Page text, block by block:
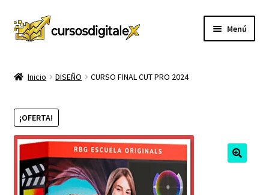
Ir
a
Ir
al
Menú
CURSOS
menú
hijo
MEMBRESIA
MI CUENTA
Inicio DISEÑO CURSO FINAL CUT PRO 2024
¡OFERTA!